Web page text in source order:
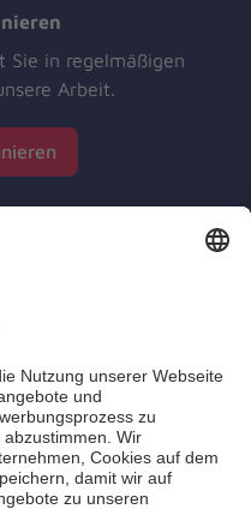
in regelmäßigen
Arbeit.
Unfall-Hilfe e.V.
Spendenzertifikat
e.V.